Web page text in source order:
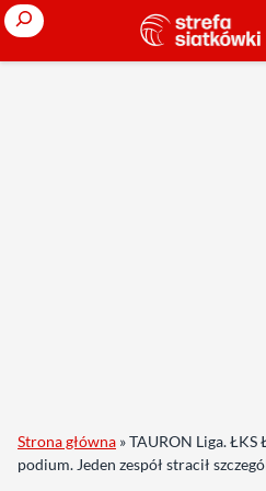
Search
Strona główna »TAURON Liga. ŁKS
podium. Jeden zespół stracił